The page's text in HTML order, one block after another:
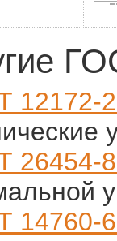
12172-
26454-
14760-